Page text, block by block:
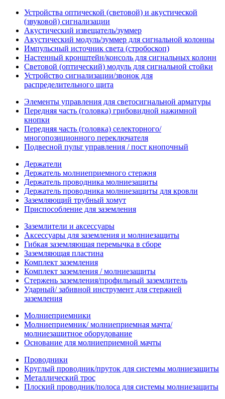
Устройства оптической (световой) и акустической
(звуковой) сигнализации
Акустический извещатель/зуммер
Акустический модуль/зуммер для сигнальной колонны
Импульсный источник света (стробоскоп)
Настенный кронштейн/консоль для сигнальных колонн
Световой (оптический) модуль для сигнальной стойки
Устройство сигнализации/звонок для
распределительного щита
Элементы управления для светосигнальной арматуры
Передняя часть (головка) грибовидной нажимной
кнопки
Передняя часть (головка) селекторного/
многопозиционного переключателя
Подвесной пульт управления / пост кнопочный
Держатели
Держатель молниеприемного стержня
Держатель проводника молниезащиты
Держатель проводника молниезащиты для кровли
Заземляющий трубный хомут
Приспособление для заземления
Заземлители и аксессуары
Аксессуары для заземления и молниезащиты
Гибкая заземляющая перемычка в сборе
Заземляющая пластина
Комплект заземления
Комплект заземления / молниезащиты
Стержень заземления/профильный заземлитель
Ударный/ забивной инструмент для стержней
заземления
Молниеприемники
Молниеприемник/ молниеприемная мачта/
молниезащитное оборудование
Основание для молниеприемной мачты
Проводники
Круглый проводник/пруток для системы молниезащиты
Металлический трос
Плоский проводник/полоса для системы молниезащиты